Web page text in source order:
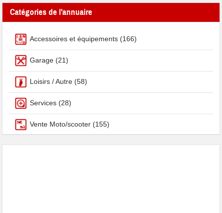
Catégories de l'annuaire
Accessoires et équipements (166)
Garage (21)
Loisirs / Autre (58)
Services (28)
Vente Moto/scooter (155)